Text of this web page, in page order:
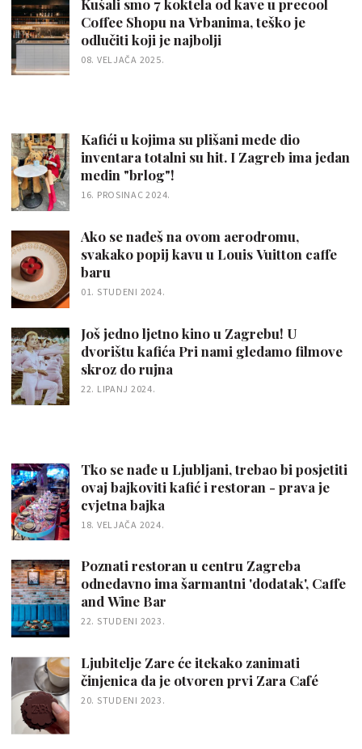
Kušali smo 7 koktela od kave u precool
Coffee Shopu na Vrbanima, teško je
odlučiti koji je najbolji
08. VELJAČA 2025.
Kafići u kojima su plišani mede dio
inventara totalni su hit. I Zagreb ima jedan
medin "brlog"!
16. PROSINAC 2024.
Ako se nađeš na ovom aerodromu,
svakako popij kavu u Louis Vuitton caffe
baru
01. STUDENI 2024.
Još jedno ljetno kino u Zagrebu! U
dvorištu kafića Pri nami gledamo filmove
skroz do rujna
22. LIPANJ 2024.
Tko se nađe u Ljubljani, trebao bi posjetiti
ovaj bajkoviti kafić i restoran - prava je
cvjetna bajka
18. VELJAČA 2024.
Poznati restoran u centru Zagreba
odnedavno ima šarmantni 'dodatak', Caffe
and Wine Bar
22. STUDENI 2023.
Ljubitelje Zare će itekako zanimati
činjenica da je otvoren prvi Zara Café
20. STUDENI 2023.